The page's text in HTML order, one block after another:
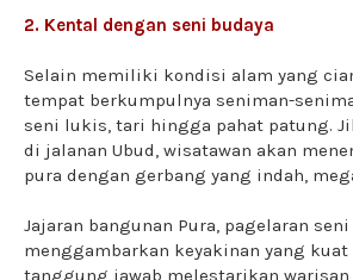
2. Kental dengan seni budaya
Selain memiliki kondisi alam yang
tempat berkumpulnya seniman-
seni lukis, tari hingga pahat patung.
di jalanan Ubud, wisatawan akan
pura dengan gerbang yang indah,
Jajaran bangunan Pura, pagelaran
menggambarkan keyakinan yang kuat
tanggung jawab melestarikan warisan